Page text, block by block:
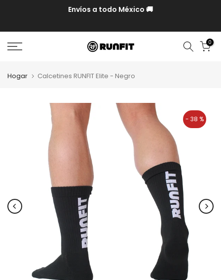
Envíos a todo México 🚚
0
Hogar Calcetines RUNFIT Elite - Negro
- 38 %